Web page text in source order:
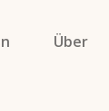
Über